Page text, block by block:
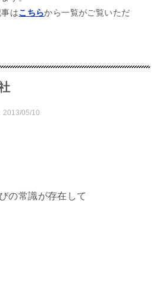
はこちらから一覧がご覧いただ
2013/05/10
の常識が存在して